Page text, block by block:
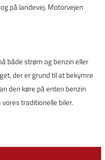
på landevej. Motorvejen
både strøm og benzin eller
der er grund til at bekymre
den køre på enten benzin
traditionelle biler.